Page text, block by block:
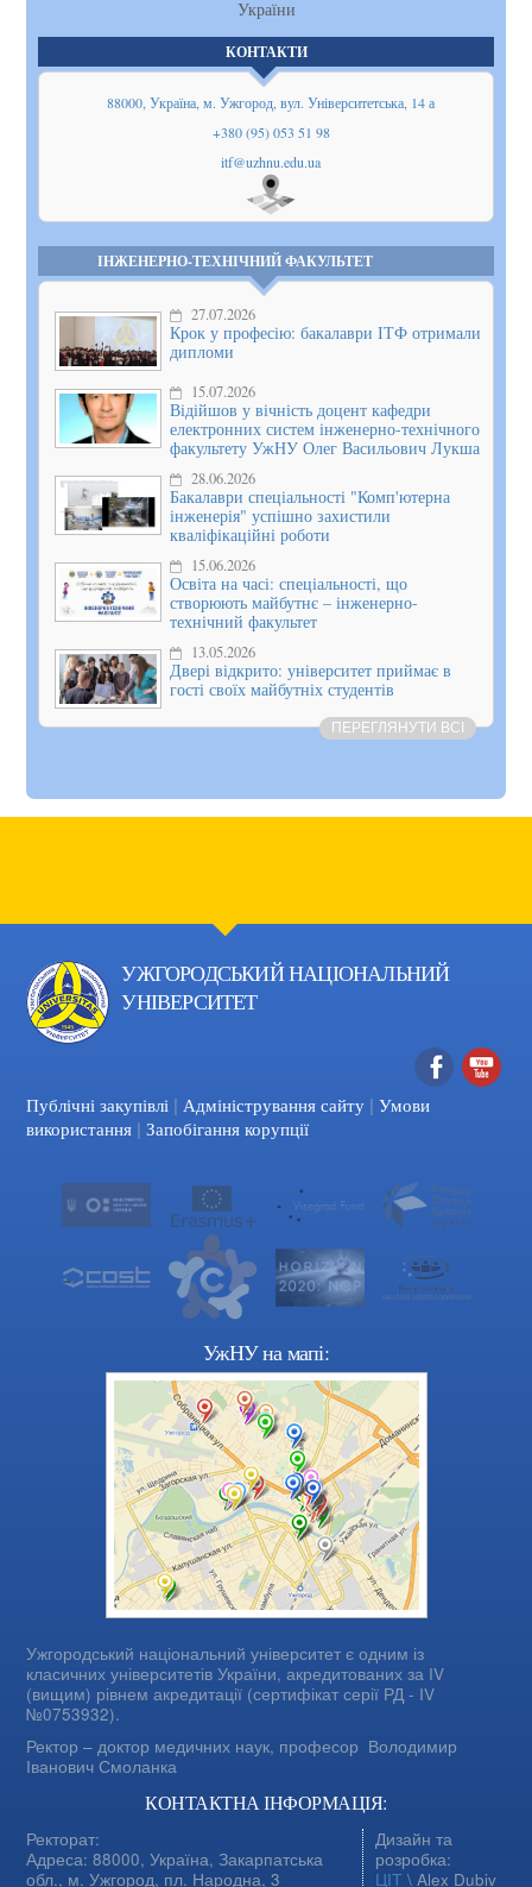
України
КОНТАКТИ
88000, Україна, м. Ужгород, вул. Університетська, 14 а
+380 (95) 053 51 98
itf@uzhnu.edu.ua
Показати
на мапі
ІНЖЕНЕРНО-ТЕХНІЧНИЙ ФАКУЛЬТЕТ
27.07.2026
Крок у професію: бакалаври ІТФ отримали
дипломи
15.07.2026
Відійшов у вічність доцент кафедри
електронних систем інженерно-технічного
факультету УжНУ Олег Васильович Лукша
28.06.2026
Бакалаври спеціальності "Комп'ютерна
інженерія" успішно захистили
кваліфікаційні роботи
15.06.2026
Освіта на часі: спеціальності, що
створюють майбутнє – інженерно-
технічний факультет
13.05.2026
Двері відкрито: університет приймає в
гості своїх майбутніх студентів
ПЕРЕГЛЯНУТИ ВСІ
УЖГОРОДСЬКИЙ НАЦІОНАЛЬНИЙ
УНІВЕРСИТЕТ
Facebook
Публічні закупівлі | Адміністрування сайту | Умови
використання | Запобігання корупції
УжНУ на мапі:
Ужгородський національний університет є одним із
класичних університетів України, акредитованих за IV
(вищим) рівнем акредитації (сертифікат серії РД - IV
№0753932).
Ректор – доктор медичних наук, професор Володимир
Іванович Смоланка
КОНТАКТНА ІНФОРМАЦІЯ:
Ректорат:
Адреса: 88000, Україна, Закарпатська
обл., м. Ужгород, пл. Народна, 3
Дизайн та
розробка:
ЦІТ \ Alex Dubiv